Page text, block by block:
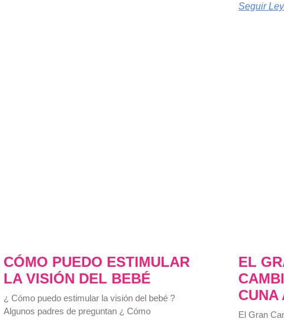
Seguir
CÓMO PUEDO ESTIMULAR
LA VISIÓN DEL BEBÉ
¿ Cómo puedo estimular la visión del bebé ?
Algunos padres de preguntan ¿ Cómo
EL
CUNA
El Gran